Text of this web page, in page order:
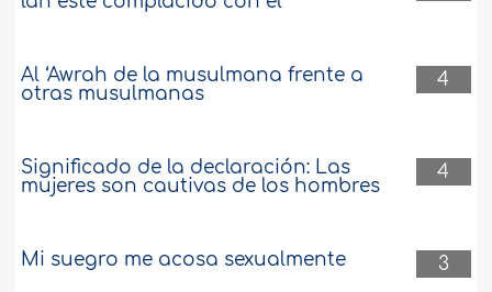
4
Al ‘Awrah de la musulmana frente a
otras musulmanas
4
Significado de la declaración: Las
mujeres son cautivas de los hombres
3
Mi suegro me acosa sexualmente